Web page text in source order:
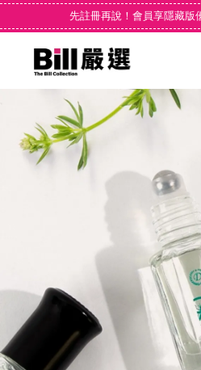
先註冊再說！會員享隱藏版
您的購物車目